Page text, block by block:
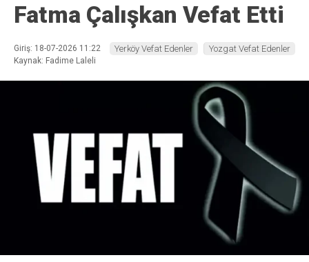
Fatma Çalışkan Vefat Etti
Giriş: 18-07-2026 11:22
Kaynak: Fadime Laleli
Yerköy Vefat Edenler Yozgat Vefat Edenler